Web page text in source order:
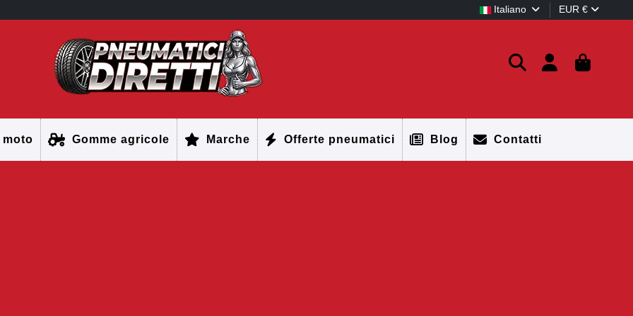
Italiano EUR €
moto Gomme agricole Marche Offerte pneumatici Blog Contatti